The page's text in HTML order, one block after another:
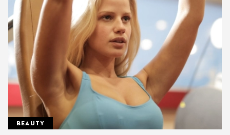
BEAUTY